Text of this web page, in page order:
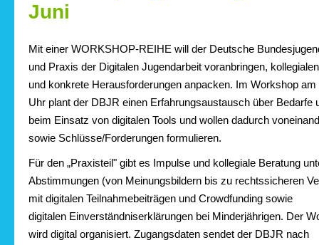
Juni
Mit einer WORKSHOP-REIHE will der Deutsche
und Praxis der Digitalen Jugendarbeit voranbringen,
und konkrete Herausforderungen anpacken. Im Workshop
Uhr plant der DBJR einen Erfahrungsaustausch über Bedarfe
beim Einsatz von digitalen Tools und wollen dadurch
sowie Schlüsse/Forderungen formulieren.
Für den „Praxisteil" gibt es Impulse und kollegiale Beratung
Abstimmungen (von Meinungsbildern bis zu rechtssicheren
mit digitalen Teilnahmebeiträgen und Crowdfunding sowie
digitalen Einverständniserklärungen bei Minderjährigen. Der
wird digital organisiert. Zugangsdaten sendet der DBJR nach